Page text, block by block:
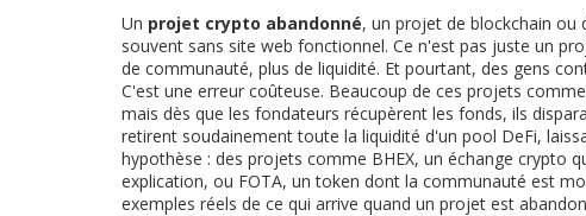
Un projet crypto abandonné, un projet de blockchain ou
souvent sans site web fonctionnel. Ce n'est pas juste un
de communauté, plus de liquidité. Et pourtant, des gens
C'est une erreur coûteuse. Beaucoup de ces projets
mais dès que les fondateurs récupèrent les fonds, ils
retirent soudainement toute la liquidité d'un pool DeFi,
hypothèse : des projets comme BHEX, un échange crypto
explication, ou FOTA, un token dont la communauté est
exemples réels de ce qui arrive quand un projet est